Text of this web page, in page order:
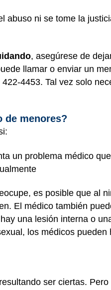
abuso ni se tome la
, asegúrese de
llamar o enviar un
422-4453. Tal vez solo
de menores?
un problema médico
es posible que al
El médico también
una lesión interna o
los médicos
ser ciertas.